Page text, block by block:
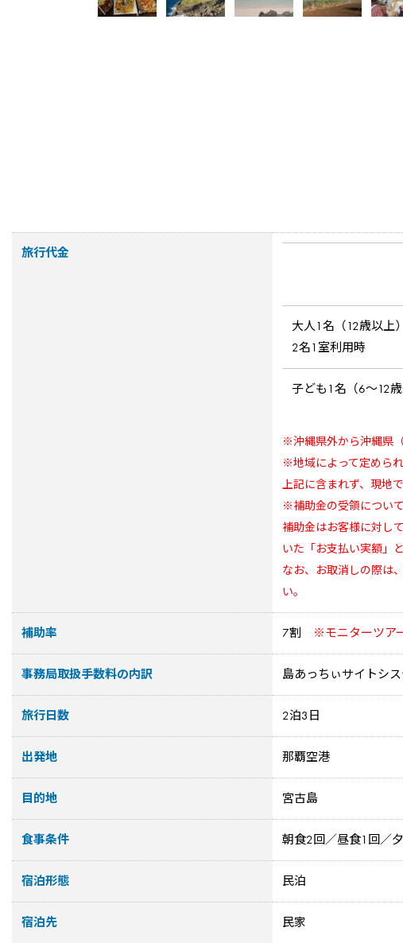
旅行代金
大人1名（12歳以上
2名1室利用時
子ども1名（6～12歳
※沖縄県外から沖縄県
※地域によって定めら
上記に含まれず、現地
※補助金の受領について
補助金はお客様に対し
いた「お支払い実額」
なお、お取消しの際は
い。
補助率 7割 ※モニターツア
事務局取扱手数料の内訳 島あっちぃサイトシ
旅行日数 2泊3日
出発地 那覇空港
目的地 宮古島
食事条件 朝食2回／昼食1回／
宿泊形態 民泊
宿泊先 民家